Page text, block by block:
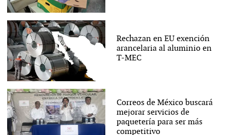
Rechazan en EU exención
arancelaria al aluminio en
T-MEC
Correos de México buscará
mejorar servicios de
paquetería para ser más
competitivo